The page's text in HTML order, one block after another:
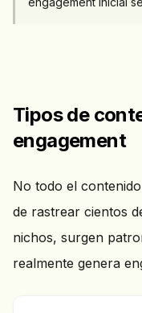
Tipos de
engagement
No todo el
de rastrear cientos
nichos, surgen
realmente genera